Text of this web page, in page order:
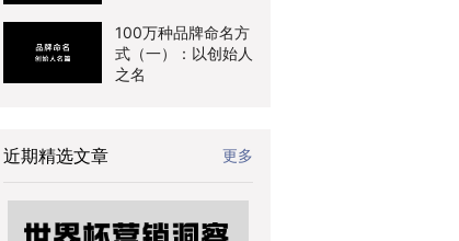
100万种品牌命名方
式（一）：以创始人
之名
近期精选文章 更多